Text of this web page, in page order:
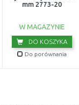
mm 2773-20
W MAGAZYNIE
DO KOSZYKA
Do porównania